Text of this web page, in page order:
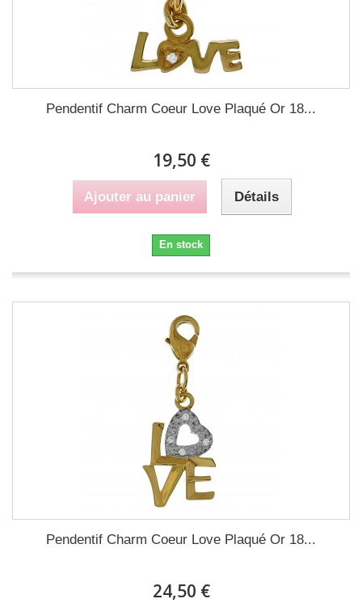
Pendentif Charm Coeur Love Plaqué Or 18...
19,50 €
Ajouter au panier Détails
En stock
Pendentif Charm Coeur Love Plaqué Or 18...
24,50 €